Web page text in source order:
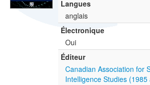
Langues
anglais
Électronique
Oui
Éditeur
Canadian Association for
Intelligence Studies